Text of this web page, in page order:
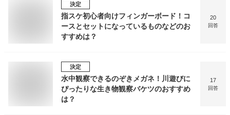
決定
指スケ初心者向けフィンガーボード！コ
ースとセットになっているものなどのお
すすめは？
20
回答
決定
水中観察できるのぞきメガネ！川遊びに
ぴったりな生き物観察バケツのおすすめ
は？
17
回答